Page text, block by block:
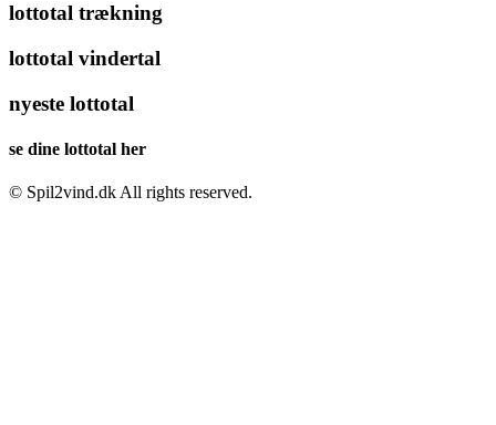
lottotal trækning
lottotal vindertal
nyeste lottotal
se dine lottotal her
© Spil2vind.dk All rights reserved.